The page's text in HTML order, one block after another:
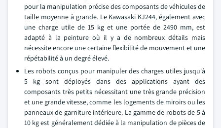
pour la manipulation précise des composants de véhicules de
taille moyenne à grande. Le Kawasaki KJ244, également avec
une charge utile de 15 kg et une portée de 2490 mm, est
adapté à la peinture où il y a de nombreux détails mais
nécessite encore une certaine flexibilité de mouvement et une
répétabilité à un degré élevé.
Les robots conçus pour manipuler des charges utiles jusqu'à
5 kg sont déployés dans des applications ayant des
composants très petits nécessitant une très grande précision
et une grande vitesse, comme les logements de miroirs ou les
panneaux de garniture intérieure. La gamme de robots de 5 à
10 kg est généralement dédiée à la manipulation de pièces de